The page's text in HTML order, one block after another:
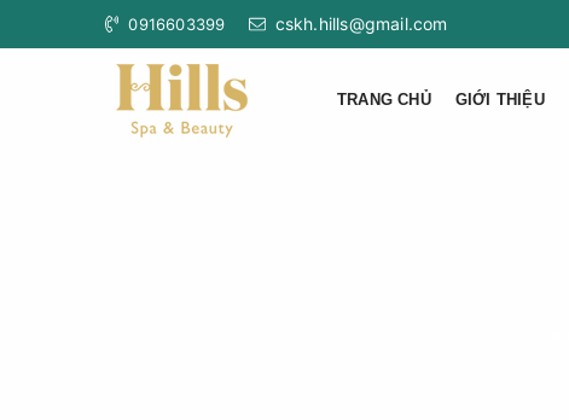
0916603399 cskh.hills@gmail.com
TRANG CHỦ GIỚI THIỆU